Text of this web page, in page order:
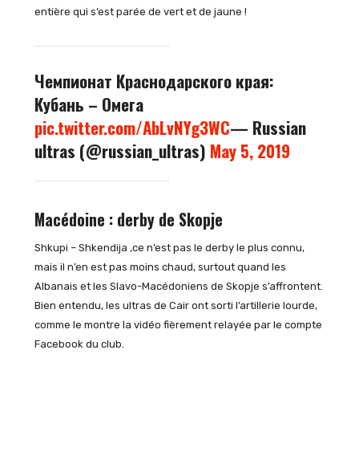
entière qui s’est parée de vert et de jaune !
Чемпионат Краснодарского края:
Кубань – Омега
pic.twitter.com/AbLvNYg3WC— Russian
ultras (@russian_ultras) May 5, 2019
Macédoine : derby de Skopje
Shkupi – Shkendija ,ce n’est pas le derby le plus connu,
mais il n’en est pas moins chaud, surtout quand les
Albanais et les Slavo-Macédoniens de Skopje s’affrontent.
Bien entendu, les ultras de Cair ont sorti l’artillerie lourde,
comme le montre la vidéo fièrement relayée par le compte
Facebook du club.